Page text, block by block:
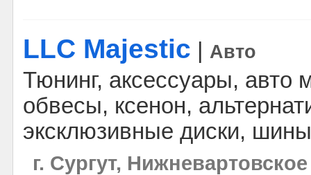
LLC Majestic Авто
Тюнинг, аксессуары, авто
обвесы, ксенон,
эксклюзивные диски,
г. Сургут,